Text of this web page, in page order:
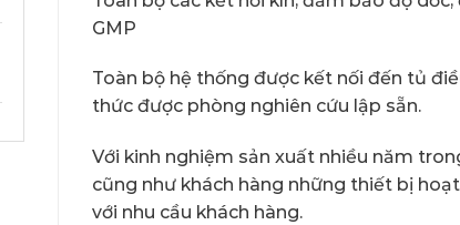
GMP
Toàn bộ hệ thống được kết nối đến tủ
thức được phòng nghiên cứu lập sẵn.
Với kinh nghiệm sản xuất nhiều năm
cũng như khách hàng những thiết bị
với nhu cầu khách hàng.